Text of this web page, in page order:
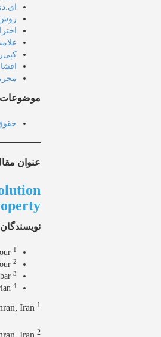
افشا
موضوعات
عنوان
نویسندگان
1
2
3
4
1
2